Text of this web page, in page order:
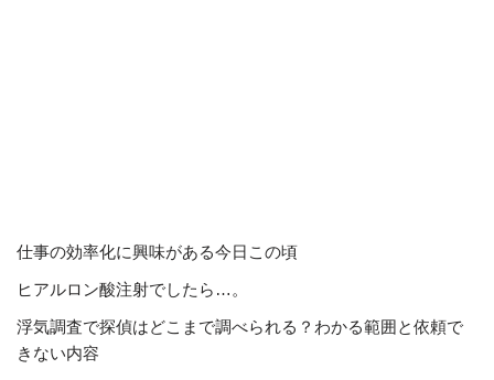
仕事の効率化に興味がある今日この頃
ヒアルロン酸注射でしたら…。
浮気調査で探偵はどこまで調べられる？わかる範囲と依頼で
きない内容